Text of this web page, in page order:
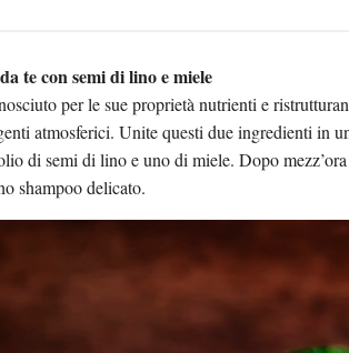
te con semi di lino e miele
per le sue proprietà nutrienti e
atmosferici. Unite questi due ingredienti in
di semi di lino e uno di miele. Dopo
shampoo delicato.